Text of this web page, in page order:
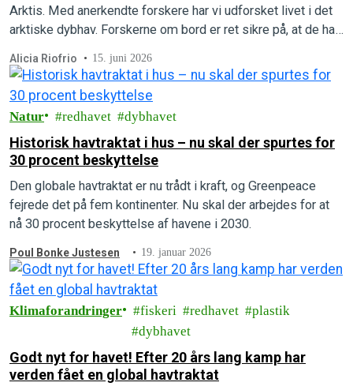
Arktis. Med anerkendte forskere har vi udforsket livet i det
arktiske dybhav. Forskerne om bord er ret sikre på, at de har
Alicia Riofrio 15. juni 2026
Natur redhavet dybhavet
Historisk havtraktat i hus – nu skal der spurtes for
30 procent beskyttelse
Den globale havtraktat er nu trådt i kraft, og Greenpeace
fejrede det på fem kontinenter. Nu skal der arbejdes for at
nå 30 procent beskyttelse af havene i 2030.
Poul Bonke Justesen 19. januar 2026
Klimaforandringer fiskeri redhavet
plastik
dybhavet
Godt nyt for havet! Efter 20 års lang kamp har
verden fået en global havtraktat